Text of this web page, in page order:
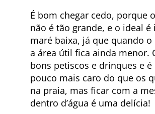
É bom chegar cedo, porque
não é tão grande, e o ideal é
maré baixa, já que quando
a área útil fica ainda menor.
bons petiscos e drinques e é
pouco mais caro do que os
na praia, mas ficar com a
dentro d’água é uma delícia!